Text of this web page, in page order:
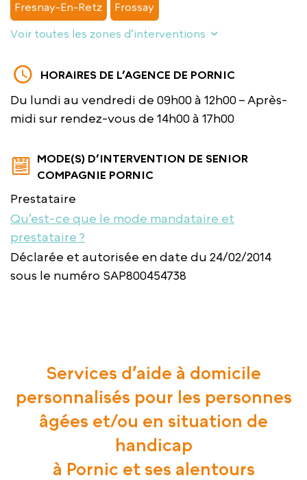
Fresnay-En-Retz Frossay
Voir toutes les zones d’interventions
HORAIRES DE L’AGENCE DE PORNIC
Du lundi au vendredi de 09h00 à 12h00 – Après-
midi sur rendez-vous de 14h00 à 17h00
MODE(S) D’INTERVENTION DE SENIOR
COMPAGNIE PORNIC
Prestataire
Qu’est-ce que le mode mandataire et
prestataire ?
Déclarée et autorisée en date du 24/02/2014
sous le numéro SAP800454738
Services d’aide à domicile
personnalisés pour les personnes
âgées et/ou en situation de
handicap
à Pornic et ses alentours